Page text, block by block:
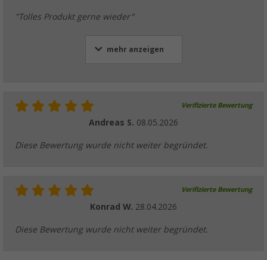
"Tolles Produkt gerne wieder"
mehr anzeigen
Verifizierte Bewertung
Andreas S. 08.05.2026
Diese Bewertung wurde nicht weiter begründet.
Verifizierte Bewertung
Konrad W. 28.04.2026
Diese Bewertung wurde nicht weiter begründet.